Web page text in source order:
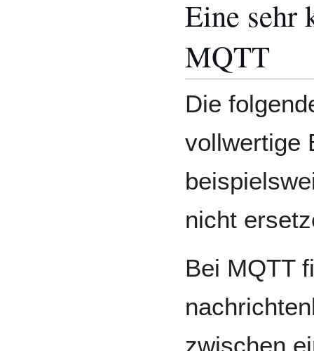
Eine sehr
MQTT
Die
vollwertige
nicht
Bei MQTT
zwischen